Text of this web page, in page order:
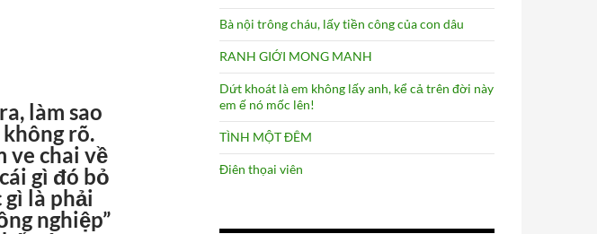
làm sao
rõ.
ve chai về
gì đó bỏ
là phải
nghiệp”
Bà nội trông cháu, lấy tiền công của con dâu
RANH GIỚI MONG MANH
Dứt khoát là em không lấy anh, kể cả trên đời này
em ế nó mốc lên!
TÌNH MỘT ĐÊM
Điên thọai viên